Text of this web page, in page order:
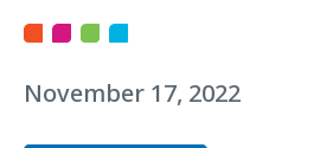
November 17, 2022